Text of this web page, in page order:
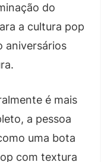
do
a cultura pop
aniversários
é mais
a pessoa
uma bota
com textura